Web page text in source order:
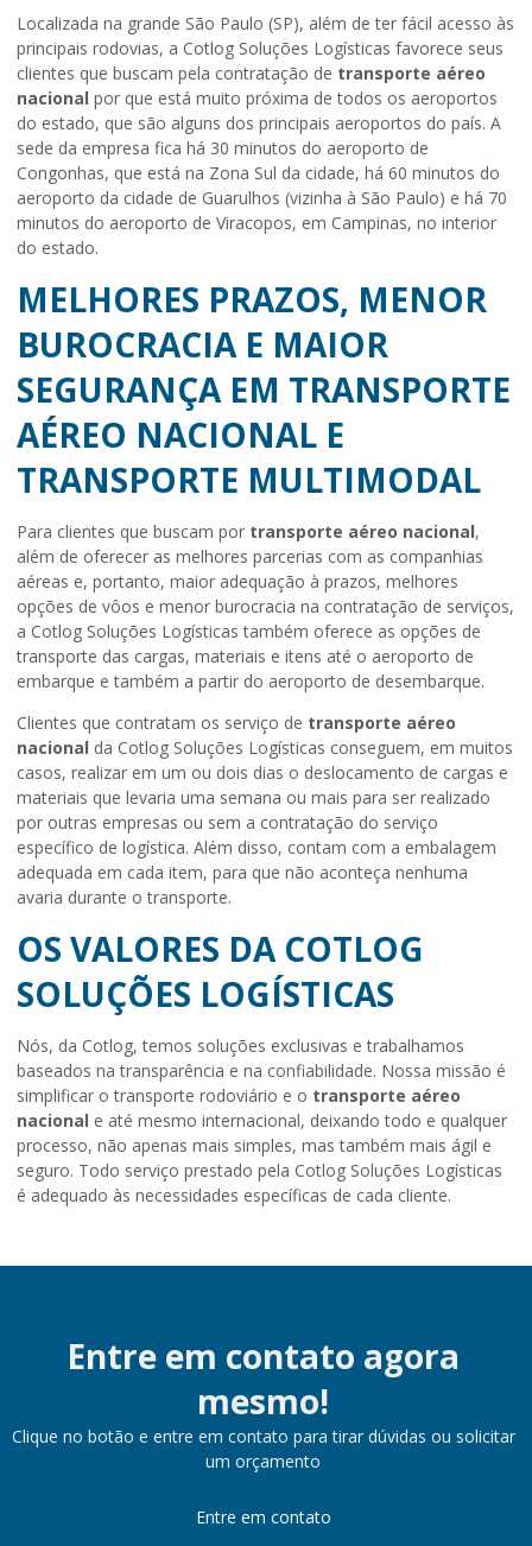
Localizada na grande São Paulo (SP), além de ter fácil acesso às
principais rodovias, a Cotlog Soluções Logísticas favorece seus
clientes que buscam pela contratação de transporte aéreo
nacional por que está muito próxima de todos os aeroportos
do estado, que são alguns dos principais aeroportos do país. A
sede da empresa fica há 30 minutos do aeroporto de
Congonhas, que está na Zona Sul da cidade, há 60 minutos do
aeroporto da cidade de Guarulhos (vizinha à São Paulo) e há 70
minutos do aeroporto de Viracopos, em Campinas, no interior
do estado.
MELHORES PRAZOS, MENOR
BUROCRACIA E MAIOR
SEGURANÇA EM TRANSPORTE
AÉREO NACIONAL E
TRANSPORTE MULTIMODAL
Para clientes que buscam por transporte aéreo nacional,
além de oferecer as melhores parcerias com as companhias
aéreas e, portanto, maior adequação à prazos, melhores
opções de vôos e menor burocracia na contratação de serviços,
a Cotlog Soluções Logísticas também oferece as opções de
transporte das cargas, materiais e itens até o aeroporto de
embarque e também a partir do aeroporto de desembarque.
Clientes que contratam os serviço de transporte aéreo
nacional da Cotlog Soluções Logísticas conseguem, em muitos
casos, realizar em um ou dois dias o deslocamento de cargas e
materiais que levaria uma semana ou mais para ser realizado
por outras empresas ou sem a contratação do serviço
específico de logística. Além disso, contam com a embalagem
adequada em cada item, para que não aconteça nenhuma
avaria durante o transporte.
OS VALORES DA COTLOG
SOLUÇÕES LOGÍSTICAS
Nós, da Cotlog, temos soluções exclusivas e trabalhamos
baseados na transparência e na confiabilidade. Nossa missão é
simplificar o transporte rodoviário e o transporte aéreo
nacional e até mesmo internacional, deixando todo e qualquer
processo, não apenas mais simples, mas também mais ágil e
seguro. Todo serviço prestado pela Cotlog Soluções Logísticas
é adequado às necessidades específicas de cada cliente.
Entre em contato agora
mesmo!
Clique no botão e entre em contato para tirar dúvidas ou solicitar
um orçamento
Entre em contato